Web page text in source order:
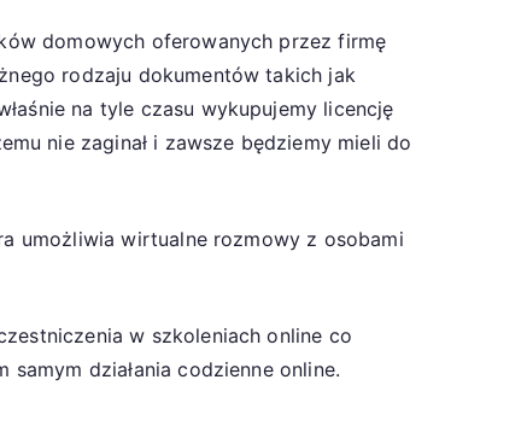
domowych oferowanych przez firmę
rodzaju dokumentów takich jak
na tyle czasu wykupujemy licencję
nie zaginał i zawsze będziemy mieli do
umożliwia wirtualne rozmowy z osobami
w szkoleniach online co
działania codzienne online.